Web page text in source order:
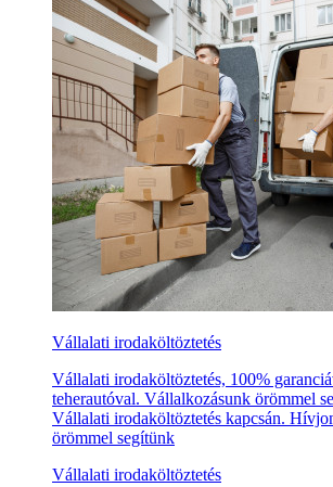
Vállalati irodaköltöztetés
Vállalati irodaköltöztetés, 100%
teherautóval. Vállalkozásunk örömmel
Vállalati irodaköltöztetés kapcsán.
örömmel segítünk
Vállalati irodaköltöztetés